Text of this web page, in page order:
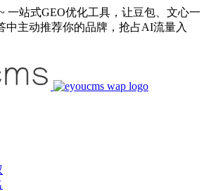
一站式GEO优化工具，让豆包、文心一
中主动推荐你的品牌，抢占AI流量入